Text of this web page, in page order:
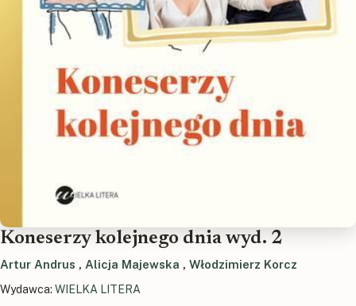
Koneserzy kolejnego dnia wyd. 2
Artur Andrus , Alicja Majewska , Włodzimierz Korcz
Wydawca: WIELKA LITERA